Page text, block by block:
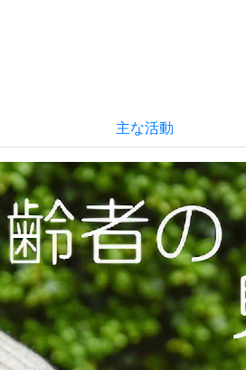
主な活動